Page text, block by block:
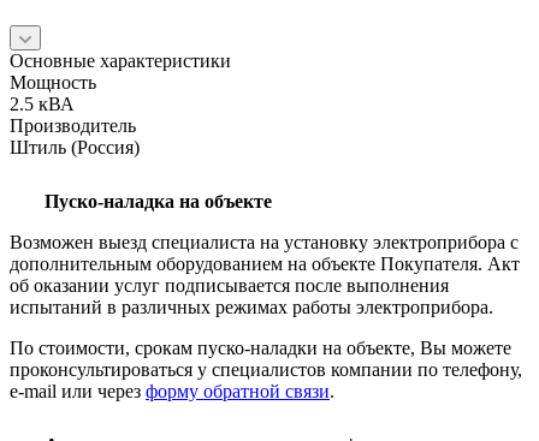
Основные характеристики
Мощность
2.5 кВА
Производитель
Штиль (Россия)
Пуско-наладка на объекте
Возможен выезд специалиста на установку электроприбора с
дополнительным оборудованием на объекте Покупателя. Акт
об оказании услуг подписывается после выполнения
испытаний в различных режимах работы электроприбора.
По стоимости, срокам пуско-наладки на объекте, Вы можете
проконсультироваться у специалистов компании по телефону,
e-mail или через форму обратной связи.